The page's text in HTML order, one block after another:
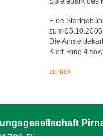
Eine
zum
Die
Klett-Ring 4
zurück